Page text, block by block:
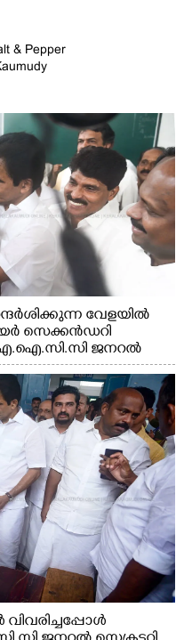
വേളയിൽ
സെക്കൻഡറി
എ.ഐ.സി.സി ജനറൽ
എം.പി കുരുന്നിനെ
എക്സൈസ്
മന്ത്രി ടി. സിദ്ദിഖ്,
എന്നിവർ സമീപം